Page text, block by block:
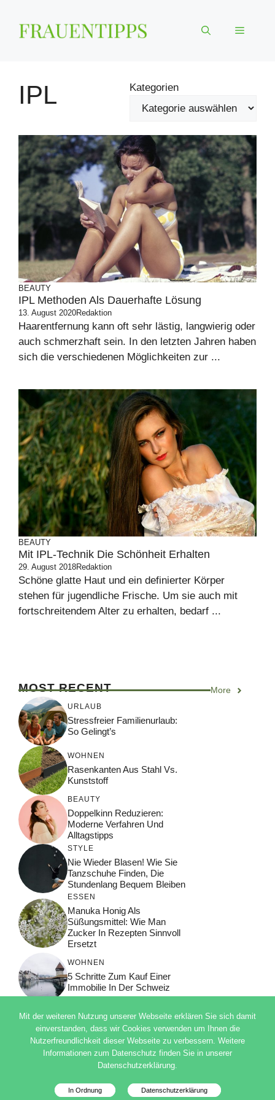
Inhalt
springen
Menü
IPL Kategorien
BEAUTY
IPL Methoden Als Dauerhafte Lösung
13. August 2020Redaktion
Haarentfernung kann oft sehr lästig, langwierig oder
auch schmerzhaft sein. In den letzten Jahren haben
sich die verschiedenen Möglichkeiten zur ...
BEAUTY
Mit IPL-Technik Die Schönheit Erhalten
29. August 2018Redaktion
Schöne glatte Haut und ein definierter Körper
stehen für jugendliche Frische. Um sie auch mit
fortschreitendem Alter zu erhalten, bedarf ...
MOST RECENT More
URLAUB
Stressfreier Familienurlaub:
So Gelingt’s
WOHNEN
Rasenkanten Aus Stahl Vs.
Kunststoff
BEAUTY
Doppelkinn Reduzieren:
Moderne Verfahren Und
Alltagstipps
STYLE
Nie Wieder Blasen! Wie Sie
Tanzschuhe Finden, Die
Stundenlang Bequem Bleiben
ESSEN
Manuka Honig Als
Süßungsmittel: Wie Man
Zucker In Rezepten Sinnvoll
Ersetzt
WOHNEN
5 Schritte Zum Kauf Einer
Immobilie In Der Schweiz
© 2026 ADSIMPLE
DATENSCHUTZERKLÄRUNG
Mit der weiteren Nutzung unserer Webseite erklären Sie sich damit
einverstanden, dass wir Cookies verwenden um Ihnen die
Nutzerfreundlichkeit dieser Webseite zu verbessern. Weitere
Informationen zum Datenschutz finden Sie in unserer
Datenschutzerklärung.
In Ordnung Datenschutzerklärung
Datenschutzinfo
Deutsch